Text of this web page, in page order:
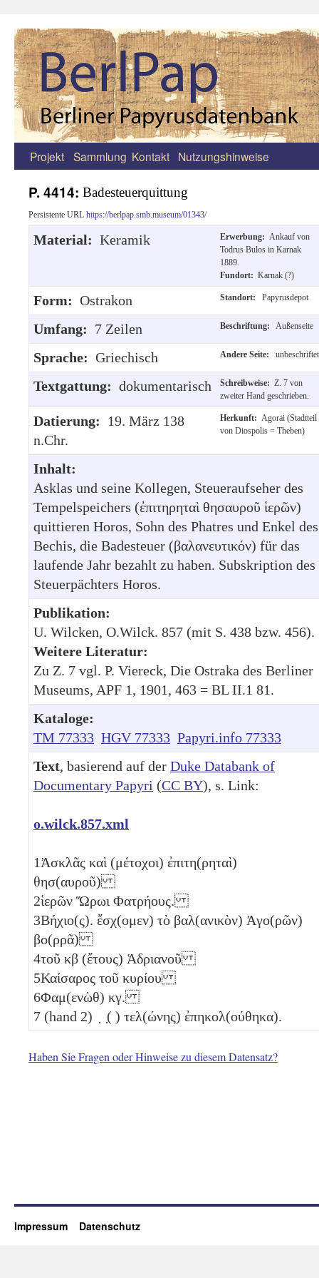
Zum
springen
Projekt Sammlung Kontakt Nutzungshinweise
P. 4414: Badesteuerquittung
Persistente URL https://berlpap.smb.museum/01343/
Material: Keramik Erwerbung: Ankauf von
Todrus Bulos in Karnak
1889.
Fundort: Karnak (?)
Form: Ostrakon Standort: Papyrusdepot
Umfang: 7 Zeilen Beschriftung: Außenseite
Sprache: Griechisch Andere Seite: unbeschriftet
Textgattung: dokumentarisch Schreibweise: Z. 7 von
zweiter Hand geschrieben.
Datierung: 19. März 138
n.Chr.
Herkunft: Agorai (Stadtteil
von Diospolis = Theben)
Inhalt:
Asklas und seine Kollegen, Steueraufseher des
Tempelspeichers (ἐπιτηρηταὶ θησαυροῦ ἱερῶν)
quittieren Horos, Sohn des Phatres und Enkel des
Bechis, die Badesteuer (βαλανευτικόν) für das
laufende Jahr bezahlt zu haben. Subskription des
Steuerpächters Horos.
Publikation:
U. Wilcken, O.Wilck. 857 (mit S. 438 bzw. 456).
Weitere Literatur:
Zu Z. 7 vgl. P. Viereck, Die Ostraka des Berliner
Museums, APF 1, 1901, 463 = BL II.1 81.
Kataloge:
TM 77333 HGV 77333 Papyri.info 77333
Text, basierend auf der Duke Databank of
Documentary Papyri (CC BY), s. Link:
o.wilck.857.xml
1Ἀσκλᾶς καὶ (μέτοχοι) ἐπιτη(ρηταὶ)
θησ(αυροῦ)
2ἱερῶν Ὥρωι Φατρήους.
3Βήχιο(ς). ἔσχ(ομεν) τὸ βαλ(ανικὸν) Ἀγο(ρῶν)
βο(ρρᾶ)
4τοῦ κβ (ἔτους) Ἁδριανοῦ
5Καίσαρος τοῦ κυρίου
6Φαμ(ενὼθ) κγ.
7 (hand 2) ̣ ̣( ) τελ(ώνης) ἐπηκολ(ούθηκα).
Haben Sie Fragen oder Hinweise zu diesem Datensatz?
Impressum Datenschutz